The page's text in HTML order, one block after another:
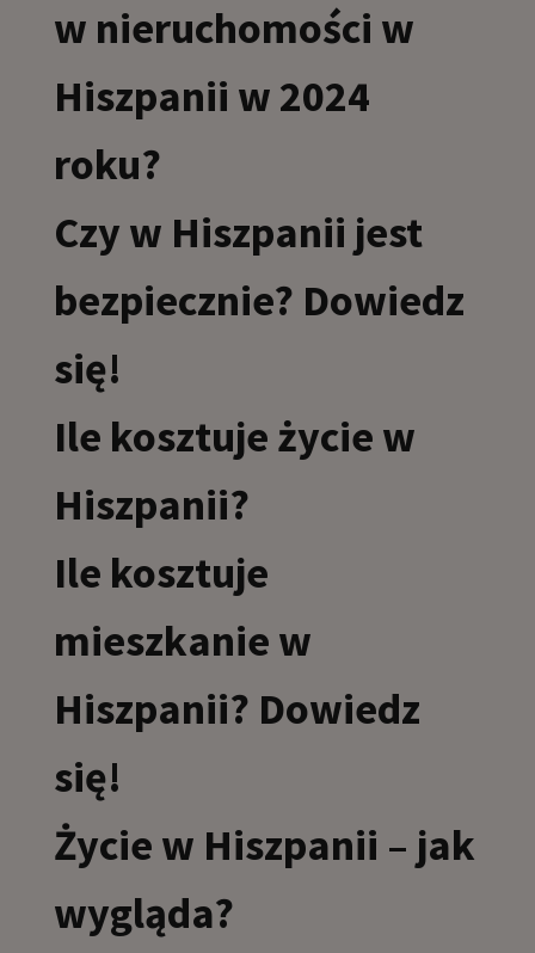
w nieruchomości w
Hiszpanii w 2024
roku?
Czy w Hiszpanii jest
bezpiecznie? Dowiedz
się!
Ile kosztuje życie w
Hiszpanii?
Ile kosztuje
mieszkanie w
Hiszpanii? Dowiedz
się!
Życie w Hiszpanii – jak
wygląda?